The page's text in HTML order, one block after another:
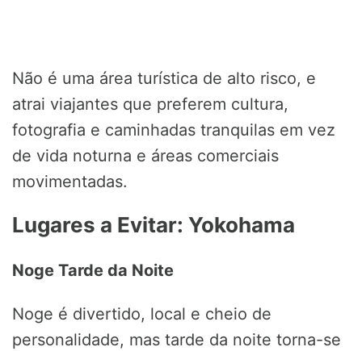
Não é uma área turística de alto risco, e
atrai viajantes que preferem cultura,
fotografia e caminhadas tranquilas em vez
de vida noturna e áreas comerciais
movimentadas.
Lugares a Evitar: Yokohama
Noge Tarde da Noite
Noge é divertido, local e cheio de
personalidade, mas tarde da noite torna-se